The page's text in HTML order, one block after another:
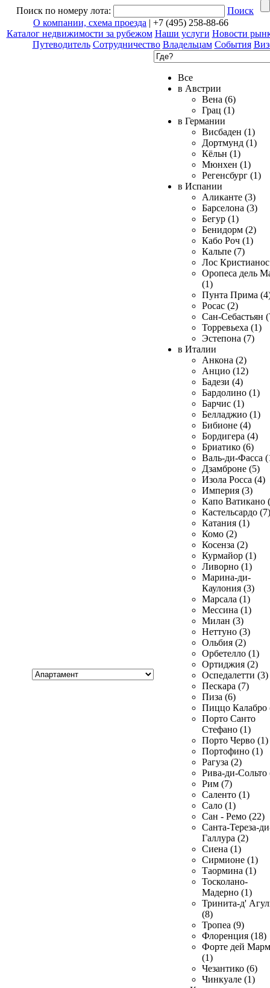
Поиск по номеру лота:
Поиск
О компании, схема проезда | +7 (495) 258-88-66
Каталог недвижимости за рубежом Наши услуги Новости
Путеводитель Сотрудничество Владельцам События
Все
в Австрии
Вена (6)
Грац (1)
в Германии
Висбаден (1)
Дортмунд (1)
Кёльн (1)
Мюнхен (1)
Регенсбург (1)
в Испании
Аликанте (3)
Барселона (3)
Бегур (1)
Бенидорм (2)
Кабо Роч (1)
Кальпе (7)
Лос
Оропеса дель
(1)
Пунта Прима
Росас (2)
Сан-Себастьян
Торревьеха (1)
Эстепона (7)
в Италии
Анкона (2)
Анцио (12)
Бадези (4)
Бардолино (1)
Барчис (1)
Белладжио (1)
Бибионе (4)
Бордигера (4)
Бриатико (6)
Валь-ди-Фасса
Дзамброне (5)
Изола Росса (4)
Империя (3)
Капо Ватикано
Кастельсардо (7)
Катания (1)
Комо (2)
Косенза (2)
Курмайор (1)
Ливорно (1)
Марина-ди-
Каулония (3)
Марсала (1)
Мессина (1)
Милан (3)
Неттуно (3)
Ольбия (2)
Орбетелло (1)
Ортиджия (2)
Оспедалетти (3)
Пескара (7)
Пиза (6)
Пиццо Калабро
Порто Санто
Стефано (1)
Порто Черво (1)
Портофино (1)
Рагуза (2)
Рива-ди-Сольто
Рим (7)
Саленто (1)
Сало (1)
Сан - Ремо (22)
Санта-Тереза-
Галлура (2)
Сиена (1)
Сирмионе (1)
Таормина (1)
Тосколано-
Мадерно (1)
Тринита-д'
(8)
Тропеа (9)
Флоренция (18)
Форте дей
(1)
Чезантико (6)
Чинкуале (1)